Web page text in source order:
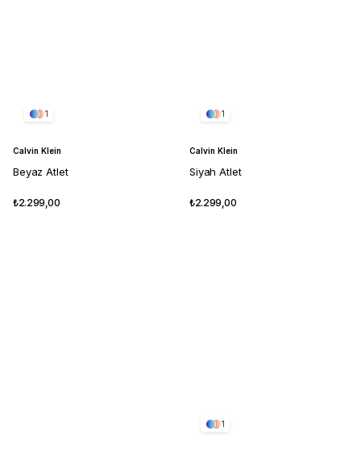
1
Calvin Klein
Beyaz Atlet
₺2.299,00
1
Calvin Klein
Siyah Atlet
₺2.299,00
1